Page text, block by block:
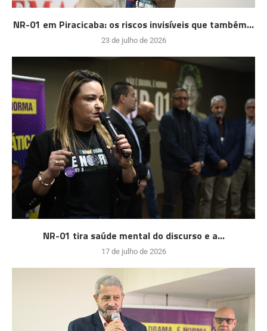
NR-01 em Piracicaba: os riscos invisíveis que também...
23 de julho de 2026
NR-01 tira saúde mental do discurso e a...
17 de julho de 2026